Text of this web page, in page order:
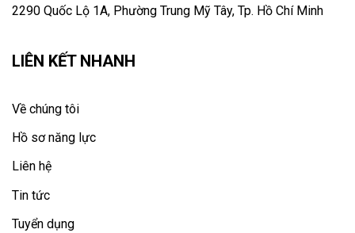
2290 Quốc Lộ 1A, Phường Trung Mỹ Tây, Tp. Hồ Chí Minh
LIÊN KẾT NHANH
Về chúng tôi
Hồ sơ năng lực
Liên hệ
Tin tức
Tuyển dụng